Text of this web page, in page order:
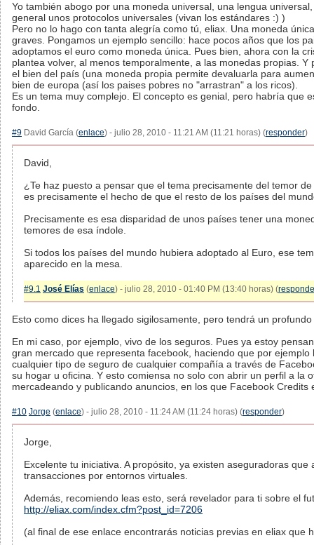
Yo también abogo por una moneda universal, una lengua
general unos protocolos universales (vivan los estándares :) )
Pero no lo hago con tanta alegría como tú, eliax. Una moneda
graves. Pongamos un ejemplo sencillo: hace pocos años que los
adoptamos el euro como moneda única. Pues bien, ahora con la
plantea volver, al menos temporalmente, a las monedas propias. Y
el bien del país (una moneda propia permite devaluarla para
bien de europa (así los paises pobres no "arrastran" a los ricos).
Es un tema muy complejo. El concepto es genial, pero habría que
fondo.
#9 David García (enlace) - julio 28, 2010 - 11:21 AM (11:21 horas) (responder)
David,
¿Te haz puesto a pensar que el tema precisamente del temor
es precisamente el hecho de que el resto de los países del
Precisamente es esa disparidad de unos países tener una
temores de esa índole.
Si todos los países del mundo hubiera adoptado al Euro, ese
aparecido en la mesa.
#9.1 José Elías (enlace) - julio 28, 2010 - 01:40 PM (13:40 horas) (
Esto como dices ha llegado sigilosamente, pero tendrá un
En mi caso, por ejemplo, vivo de los seguros. Pues ya estoy
gran mercado que representa facebook, haciendo que por
cualquier tipo de seguro de cualquier compañía a través de
su hogar u oficina. Y esto comiensa no solo con abrir un perfil a la
mercadeando y publicando anuncios, en los que Facebook Credits
#10 Jorge (enlace) - julio 28, 2010 - 11:24 AM (11:24 horas) (responder)
Jorge,
Excelente tu iniciativa. A propósito, ya existen aseguradoras que
transacciones por entornos virtuales.
Además, recomiendo leas esto, será revelador para ti sobre el
http://eliax.com/index.cfm?post_id=7206
(al final de ese enlace encontrarás noticias previas en eliax que